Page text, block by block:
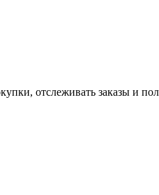
отслеживать заказы и